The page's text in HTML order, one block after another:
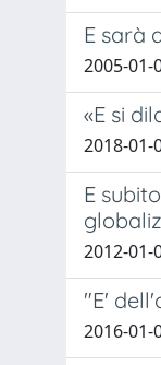
E sarà
2005-01-
«E si
2018-01-
E
2012-01-
"E'
2016-01-